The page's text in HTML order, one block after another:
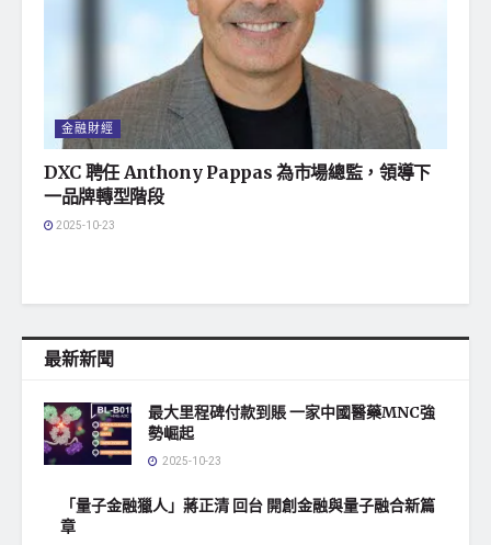
金融財經
DXC 聘任 Anthony Pappas 為市場總監，領導下
一品牌轉型階段
2025-10-23
最新新聞
最大里程碑付款到賬 一家中國醫藥MNC強
勢崛起
2025-10-23
「量子金融獵人」蔣正清 回台 開創金融與量子融合新篇
章